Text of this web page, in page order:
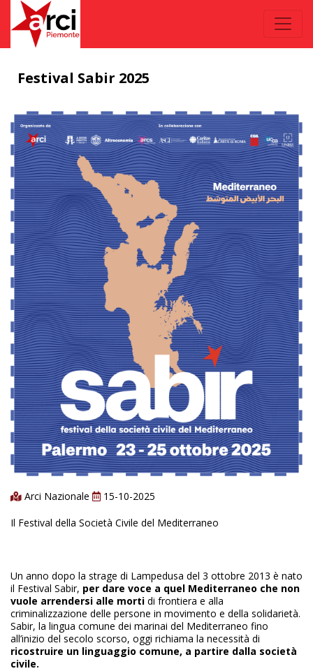
Festival Sabir 2025
Arci Nazionale
15-10-2025
Il Festival della Società Civile del Mediterraneo
Un anno dopo la strage di Lampedusa del 3 ottobre 2013 è nato
il Festival Sabir, per dare voce a quel Mediterraneo che non
vuole arrendersi alle morti di frontiera e alla
criminalizzazione delle persone in movimento e della solidarietà.
Sabir, la lingua comune dei marinai del Mediterraneo fino
all’inizio del secolo scorso, oggi richiama la necessità di
ricostruire un linguaggio comune, a partire dalla società
civile.